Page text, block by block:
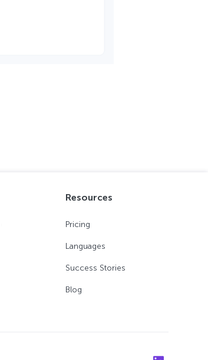
Resources
Pricing
Languages
Success Stories
Blog